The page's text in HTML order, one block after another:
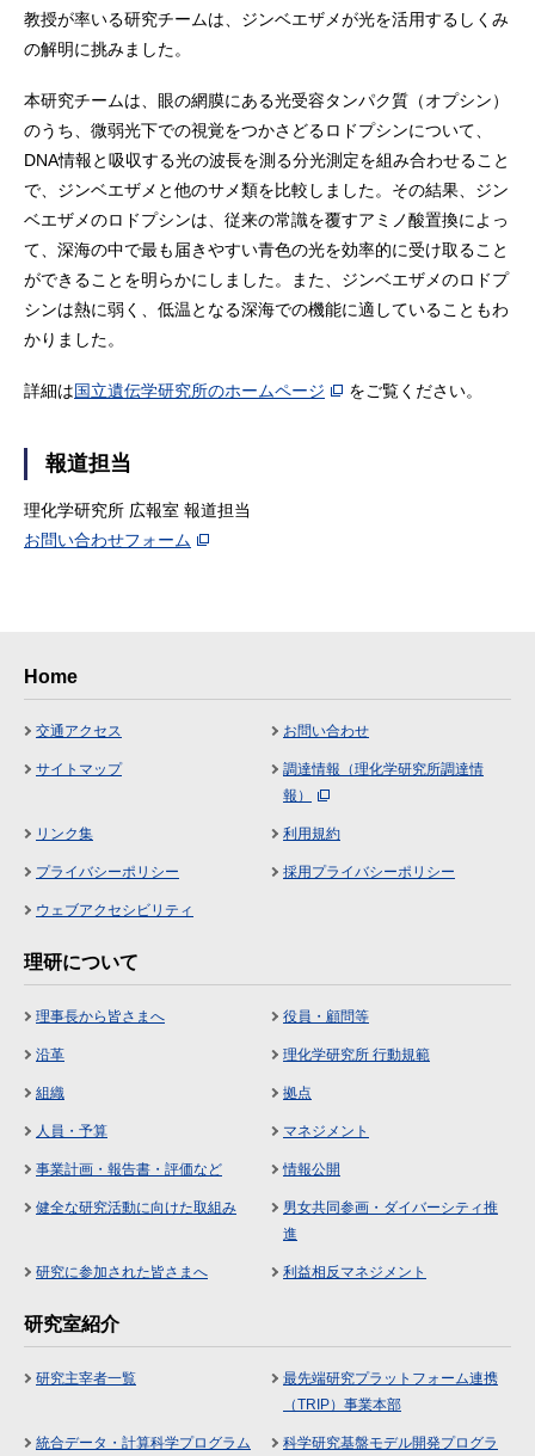
教授が率いる研究チームは、ジンベエザメが光を活用するしくみ
の解明に挑みました。
本研究チームは、眼の網膜にある光受容タンパク質（オプシン）
のうち、微弱光下での視覚をつかさどるロドプシンについて、
DNA情報と吸収する光の波長を測る分光測定を組み合わせること
で、ジンベエザメと他のサメ類を比較しました。その結果、ジン
ベエザメのロドプシンは、従来の常識を覆すアミノ酸置換によっ
て、深海の中で最も届きやすい青色の光を効率的に受け取ること
ができることを明らかにしました。また、ジンベエザメのロドプ
シンは熱に弱く、低温となる深海での機能に適していることもわ
かりました。
詳細は国立遺伝学研究所のホームページ をご覧ください。
報道担当
理化学研究所 広報室 報道担当
お問い合わせフォーム
Home
交通アクセス お問い合わせ
サイトマップ
調達情報（理化学研究所調達情
報）
リンク集 利用規約
プライバシーポリシー 採用プライバシーポリシー
ウェブアクセシビリティ
理研について
理事長から皆さまへ 役員・顧問等
沿革 理化学研究所 行動規範
組織 拠点
人員・予算 マネジメント
事業計画・報告書・評価など 情報公開
健全な研究活動に向けた取組み
男女共同参画・ダイバーシティ推
進
研究に参加された皆さまへ 利益相反マネジメント
研究室紹介
研究主宰者一覧
最先端研究プラットフォーム連携
（TRIP）事業本部
統合データ・計算科学プログラム
科学研究基盤モデル開発プログラ